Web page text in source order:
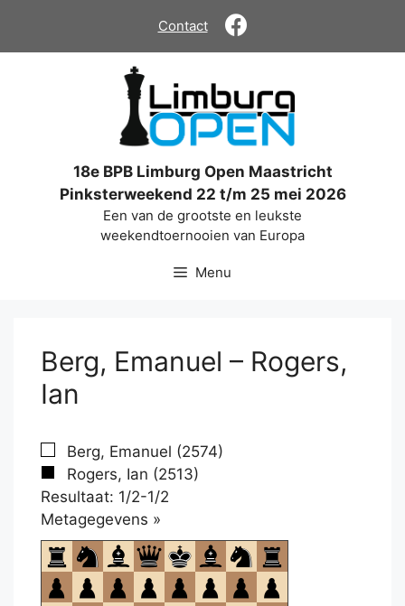
de
Contact
18e BPB Limburg Open Maastricht
Pinksterweekend 22 t/m 25 mei 2026
Een van de grootste en leukste
weekendtoernooien van Europa
Menu
Berg, Emanuel – Rogers,
Ian
Berg, Emanuel (2574)
Rogers, Ian (2513)
Resultaat: 1/2-1/2
Metagegevens »
om
te
openen.